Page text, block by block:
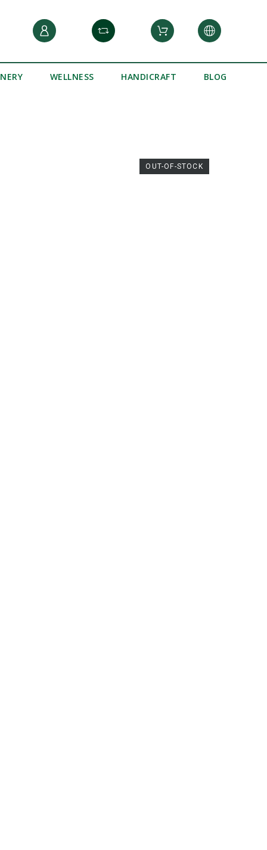
WELLNESS HANDICRAFT BLOG
OUT-OF-STOCK